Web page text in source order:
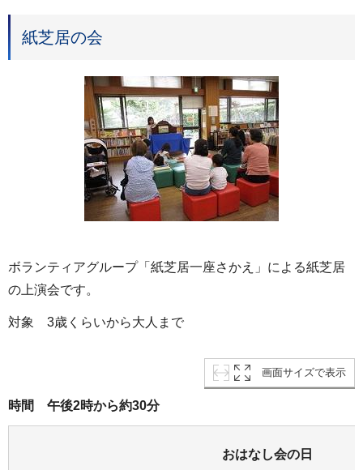
紙芝居の会
ボランティアグループ「紙芝居一座さかえ」による紙芝居
の上演会です。
対象 3歳くらいから大人まで
画面サイズで表示
時間 午後2時から約30分
おはなし会の日